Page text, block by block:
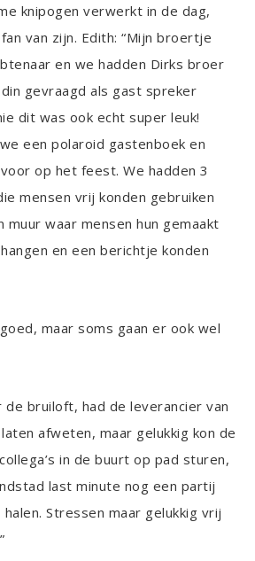
knipogen verwerkt in de dag,
van zijn. Edith: “Mijn broertje
en we hadden Dirks broer
gevraagd als gast spreker
dit was ook echt super leuk!
een polaroid gastenboek en
op het feest. We hadden 3
mensen vrij konden gebruiken
muur waar mensen hun gemaakt
en een berichtje konden
maar soms gaan er ook wel
de bruiloft, had de leverancier van
afweten, maar gelukkig kon de
in de buurt op pad sturen,
last minute nog een partij
Stressen maar gelukkig vrij